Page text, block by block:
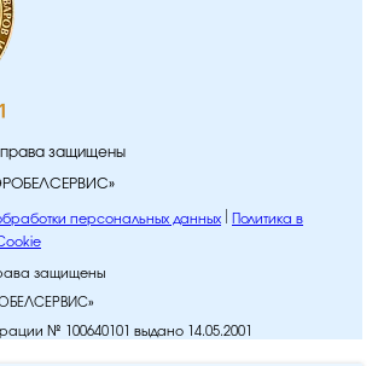
защищены
персональных данных
Политика в
защищены
№ 100640101 выдано 14.05.2001